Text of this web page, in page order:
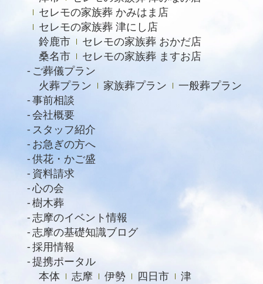
2021年4月
2021年3月
2021年2月
2021年1月
2020年12月
2020年11月
2020年10月
2020年9月
2020年8月
2020年7月
2020年6月
2020年4月
セレモの家族葬 かみはま店
セレモの家族葬 津にし店
鈴鹿市
セレモの家族葬 おかだ店
桑名市
セレモの家族葬 ますお店
ご葬儀プラン
火葬プラン
家族葬プラン
一般葬プラン
事前相談
会社概要
スタッフ紹介
お急ぎの方へ
供花・かご盛
資料請求
心の会
樹木葬
志摩のイベント情報
志摩の基礎知識ブログ
採用情報
提携ポータル
本体
志摩 伊勢 四日市 津